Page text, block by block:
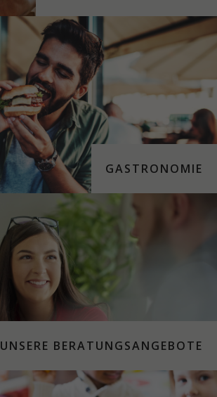
GASTRONOMIE
UNSERE BERATUNGSANGEBOTE